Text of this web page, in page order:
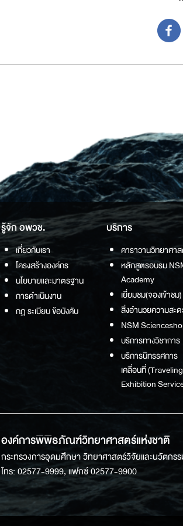
รู้จัก อพวช.
เกี่ยวกับเรา
โครงสร้างองค์กร
นโยบายและมาตรฐาน
การดำเนินงาน
กฏ ระเบียบ ข้อบังคับ
บริการ
คาราวานวิทยาศา
หลักสูตรอบรม
Academy
เยี่ยมชม(จองเข้าชม)
สิ่งอำนวยความสะ
NSM
บริการทางวิชาการ
บริการนิทรรศการ
เคลื่อนที่ (Traveling
Exhibition
องค์การพิพิธภัณฑ์วิทยาศาสตร์แห่งชาติ
กระทรวงการอุดมศึกษา วิทยาศาสตร์วิจัยและนวัตก
โทร: 02577-9999, แฟกซ์ 02577-9900